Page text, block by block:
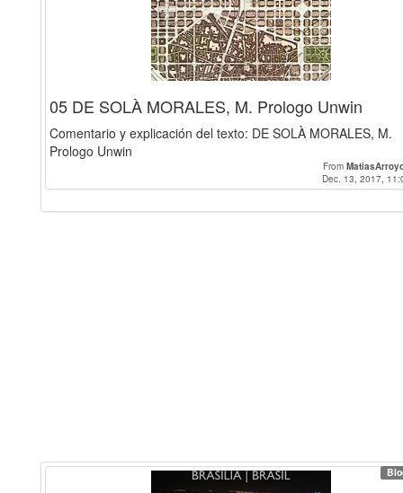
05 DE SOLÀ MORALES, M. Prologo Unwin
Comentario y explicación del texto: DE SOLÀ MORALES, M.
Prologo Unwin
From
Dec. 13, 2017,